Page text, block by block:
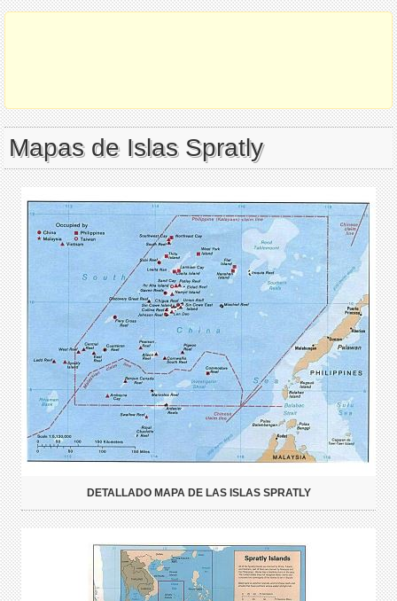
Mapas de Islas Spratly
DETALLADO MAPA DE LAS ISLAS SPRATLY